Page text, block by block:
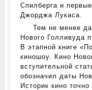
Спилберга и
Джорджа Лукаса.
Тем не менее
Нового Голливуда
В этапной книге
киношоу. Кино
вступительной
обозначил даты
Историк кино